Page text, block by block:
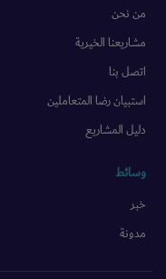
من نحن
مشاريعنا الخيرية
اتصل بنا
استبيان رضا المتعاملين
دليل المشاريع
وسائط
خبر
مدونة